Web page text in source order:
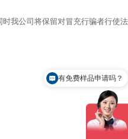
我公司将保留对冒充行骗者行使法
怎么联系你们？
有免费样品申请吗？